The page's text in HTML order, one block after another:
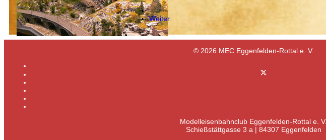
Weiter
© 2026 MEC Eggenfelden-Rottal e. V.
Modelleisenbahnclub Eggenfelden-Rottal e. V.
Schießstättgasse 3 a | 84307 Eggenfelden